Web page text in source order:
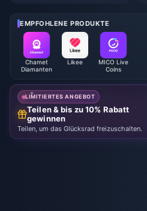
chritte
EMPFOHLENE PRODUKTE
Chamet
Diamanten
Likee
MICO Live
Coins
LIMITIERTES ANGEBOT
Teilen & bis zu 10% Rabatt
gewinnen
Teilen, um das Glücksrad freizuschalten.